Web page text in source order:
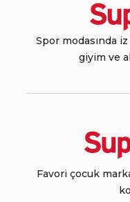
Spor modasında
giyim ve
Favori çocuk